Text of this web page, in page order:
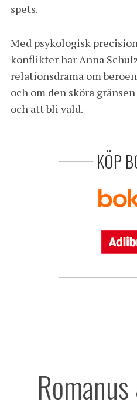
spets.
Med psykologisk
konflikter har Anna
relationsdrama om
och om den sköra
och att bli vald.
KÖP